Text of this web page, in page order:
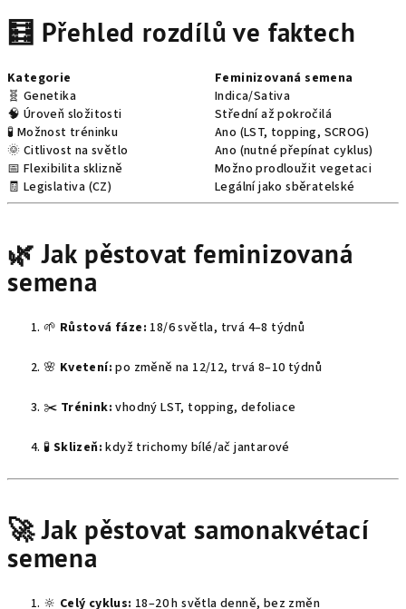
🧮 Přehled rozdílů ve faktech
Kategorie
Feminizovaná semena
🧬 Genetika
Indica/Sativa
🧠 Úroveň složitosti
Střední až pokročilá
🧪 Možnost tréninku
Ano (LST, topping, SCROG)
🌞 Citlivost na světlo
Ano (nutné přepínat cyklus)
📅 Flexibilita sklizně
Možno prodloužit vegetaci
🧾 Legislativa (CZ)
Legální jako sběratelské
🌿 Jak pěstovat feminizovaná
semena
🌱 Růstová fáze: 18/6 světla, trvá 4–8 týdnů
🌸 Kvetení: po změně na 12/12, trvá 8–10 týdnů
✂️ Trénink: vhodný LST, topping, defoliace
🧪 Sklizeň: když trichomy bílé/ač jantarové
🚀 Jak pěstovat samonakvétací
semena
🔆 Celý cyklus: 18–20 h světla denně, bez změn